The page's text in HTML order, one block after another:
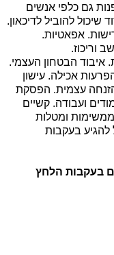
גם כלפי אנשים
להוביל לדיכאון.
אפאטיות.
וריכוז.
איבוד הבטחון העצמי.
אכילה. עישון
עצמית. הפסקת
ועבודה. קשיים
ממשימות ומטלות
להגיע בעקבות
בעקבות הלחץ